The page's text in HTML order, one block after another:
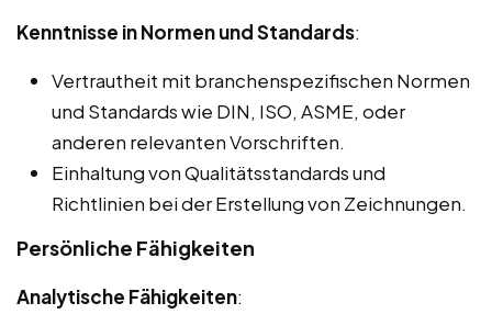
Kenntnisse in Normen und Standards:
Vertrautheit mit branchenspezifischen Normen
und Standards wie DIN, ISO, ASME, oder
anderen relevanten Vorschriften.
Einhaltung von Qualitätsstandards und
Richtlinien bei der Erstellung von Zeichnungen.
Persönliche Fähigkeiten
Analytische Fähigkeiten: